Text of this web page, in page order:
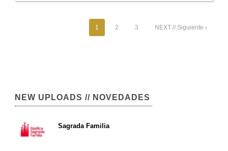
1 2 3 NEXT // Siguiente ›
NEW UPLOADS // NOVEDADES
Sagrada Familia